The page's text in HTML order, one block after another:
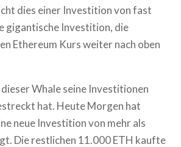
dies einer Investition von fast
gigantische Investition, die
Ethereum Kurs weiter nach oben
Whale seine Investitionen
hat. Heute Morgen hat
neue Investition von mehr als
Die restlichen 11.000 ETH kaufte